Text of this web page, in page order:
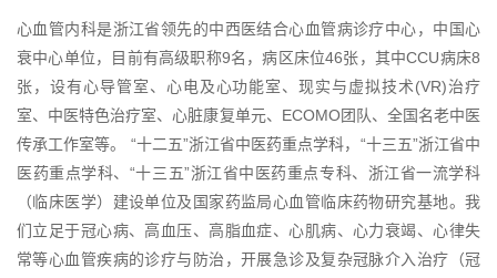
心血管内科是浙江省领先的中西医结合心血管病诊疗中心，中国心
衰中心单位，目前有高级职称9名，病区床位46张，其中CCU病床8
张，设有心导管室、心电及心功能室、现实与虚拟技术(VR)治疗
室、中医特色治疗室、心脏康复单元、ECOMO团队、全国名老中医
传承工作室等。 “十二五”浙江省中医药重点学科，“十三五”浙江省中
医药重点学科、“十三五”浙江省中医药重点专科、浙江省一流学科
（临床医学）建设单位及国家药监局心血管临床药物研究基地。我
们立足于冠心病、高血压、高脂血症、心肌病、心力衰竭、心律失
常等心血管疾病的诊疗与防治，开展急诊及复杂冠脉介入治疗（冠